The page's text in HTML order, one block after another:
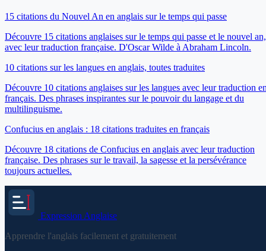
15 citations du Nouvel An en anglais sur le temps qui passe
Découvre 15 citations anglaises sur le temps qui passe et le nouvel an,
avec leur traduction française. D'Oscar Wilde à Abraham Lincoln.
10 citations sur les langues en anglais, toutes traduites
Découvre 10 citations anglaises sur les langues avec leur traduction
français. Des phrases inspirantes sur le pouvoir du langage et du
multilinguisme.
Confucius en anglais : 18 citations traduites en français
Découvre 18 citations de Confucius en anglais avec leur traduction
française. Des phrases sur le travail, la sagesse et la persévérance
toujours actuelles.
Expression Anglaise
Apprendre l'anglais facilement et gratuitement